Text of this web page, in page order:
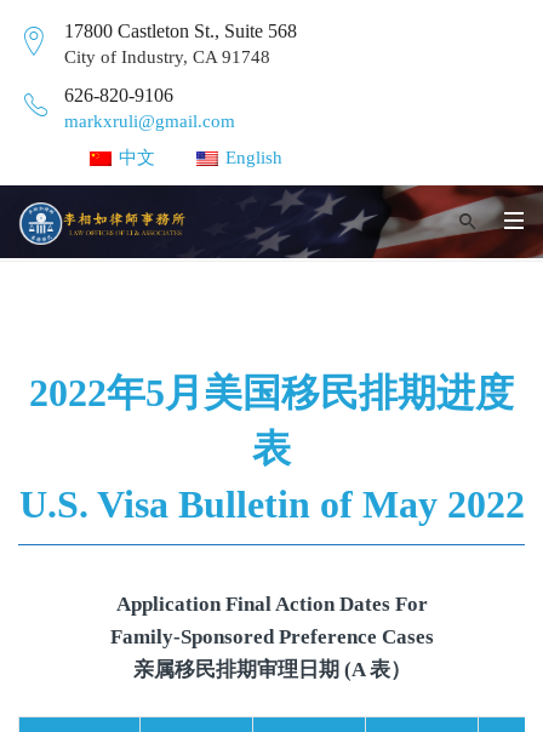
17800 Castleton St., Suite 568
City of Industry, CA 91748
626-820-9106
markxruli@gmail.com
中文
English
2022年5月美国移民排期进度
表
U.S. Visa Bulletin of May 2022
Application Final Action Dates For
Family-Sponsored Preference Cases
亲属移民排期审理日期 (A 表）